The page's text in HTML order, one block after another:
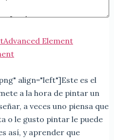
Advanced Element
align="left"]Este es el
a la hora de pintar un
a veces uno piensa que
o le gusto pintar le puede
así, y aprender que